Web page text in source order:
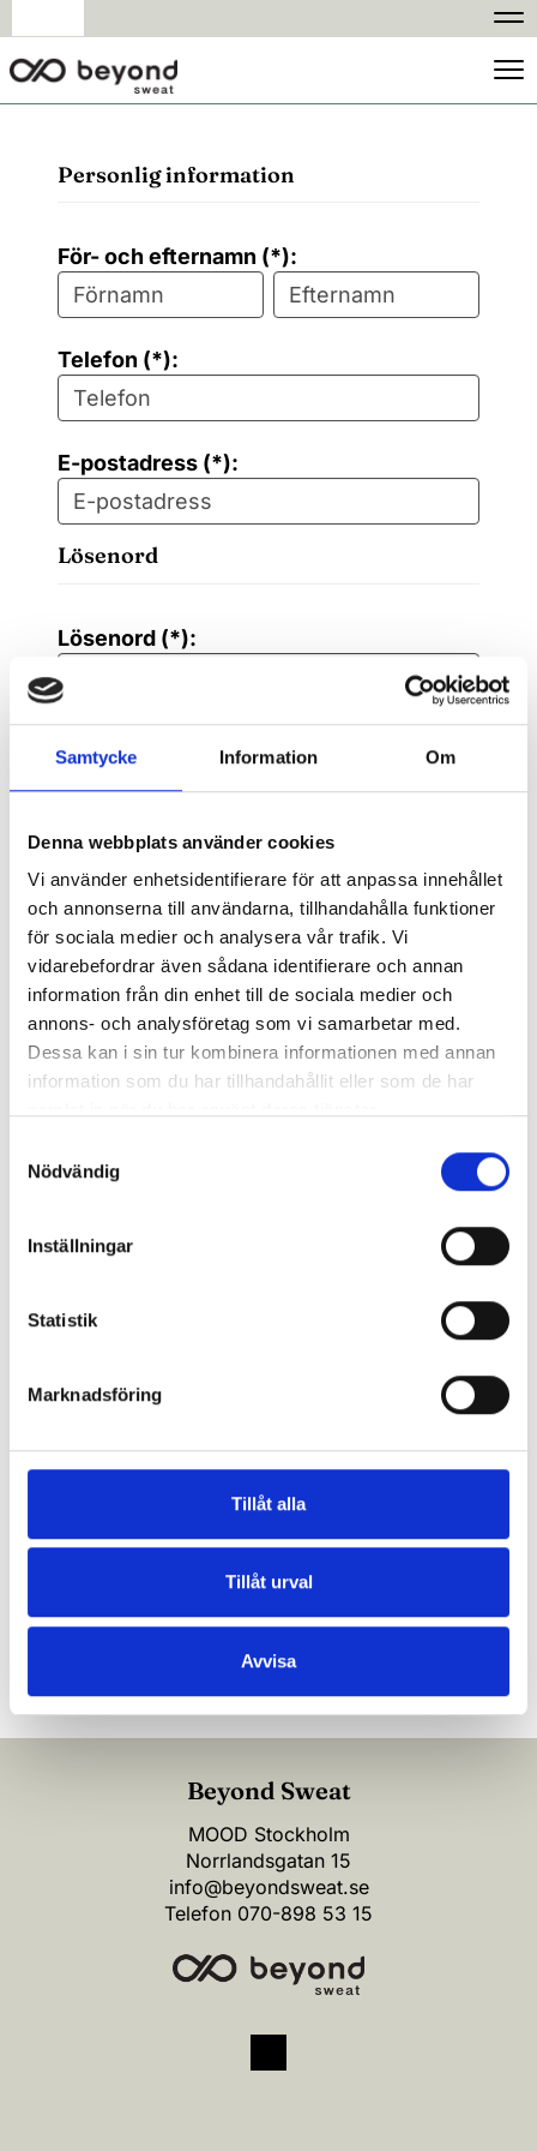
Samtycke Information Om
Denna webbplats använder cookies
Vi använder enhetsidentifierare för att anpassa innehållet
och annonserna till användarna, tillhandahålla funktioner
för sociala medier och analysera vår trafik. Vi
vidarebefordrar även sådana identifierare och annan
information från din enhet till de sociala medier och
annons- och analysföretag som vi samarbetar med.
Dessa kan i sin tur kombinera informationen med annan
information som du har tillhandahållit eller som de har
Nödvändig
Inställningar
Statistik
Marknadsföring
Tillåt alla
Tillåt urval
Avvisa
Personlig information
För- och efternamn (*):
Telefon (*):
E-postadress (*):
Lösenord
Lösenord (*):
Kontaktuppgifter
Gatuadress (*):
Land (*):
Registrera
Jag vill få Beyond Sweat nyhetsbrev
(*) Information är obligatorisk
Beyond Sweat
MOOD Stockholm
Norrlandsgatan 15
info@beyondsweat.se
Telefon 070-898 53 15